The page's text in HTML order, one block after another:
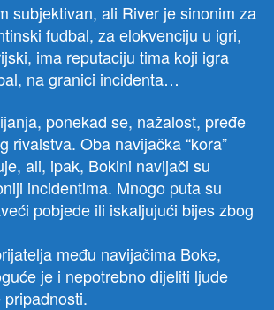
subjektivan, ali River je sinonim za
fudbal, za elokvenciju u igri,
ima reputaciju tima koji igra
na granici incidenta…
ponekad se, nažalost, pređe
rivalstva. Oba navijačka “kora”
ali, ipak, Bokini navijači su
incidentima. Mnogo puta su
pobjede ili iskaljujući bijes zbog
među navijačima Boke,
je i nepotrebno dijeliti ljude